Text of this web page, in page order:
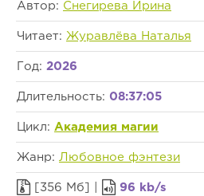
Автор: Снегирева Ирина
Читает: Журавлёва Наталья
Год: 2026
Длительность: 08:37:05
Цикл: Академия магии
Жанр: Любовное фэнтези
[356 Мб] | 96 kb/s